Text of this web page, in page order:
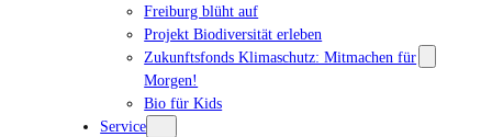
Freiburg blüht auf
Projekt Biodiversität erleben
Zukunftsfonds Klimaschutz: Mitmachen für
Morgen!
Bio für Kids
Service